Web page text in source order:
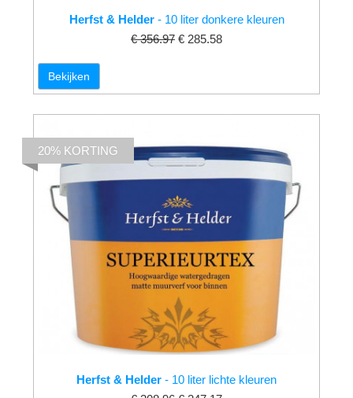
Herfst & Helder- 10 liter donkere kleuren
€ 356.97 € 285.58
Bekijken
Herfst & Helder - 10 liter lichte kleuren
20% KORTING